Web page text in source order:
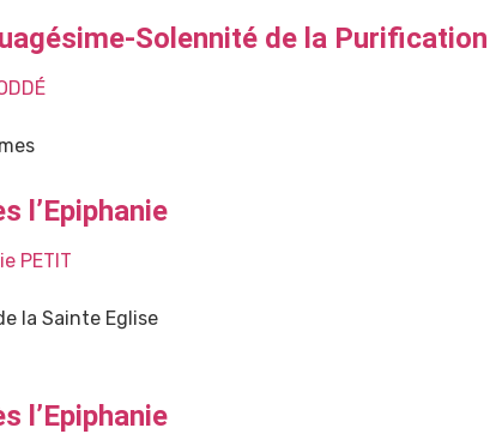
Solennité de la Purification
l’Epiphanie
PETIT
la Sainte Eglise
l’Epiphanie